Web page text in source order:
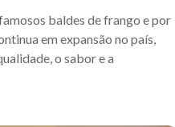
baldes de frango e por
em expansão no país,
o sabor e a